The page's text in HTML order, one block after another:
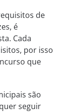
de
é
Cada
por isso
que
são
seguir